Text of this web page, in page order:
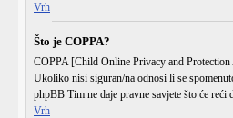
Vrh
Što je COPPA?
COPPA [Child Online Privacy and
Ukoliko nisi siguran/na odnosi li se
phpBB Tim ne daje pravne savjete što će
Vrh